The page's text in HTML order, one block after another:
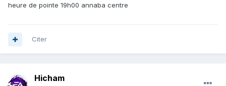
heure de pointe 19h00 annaba centre
Citer
Hicham